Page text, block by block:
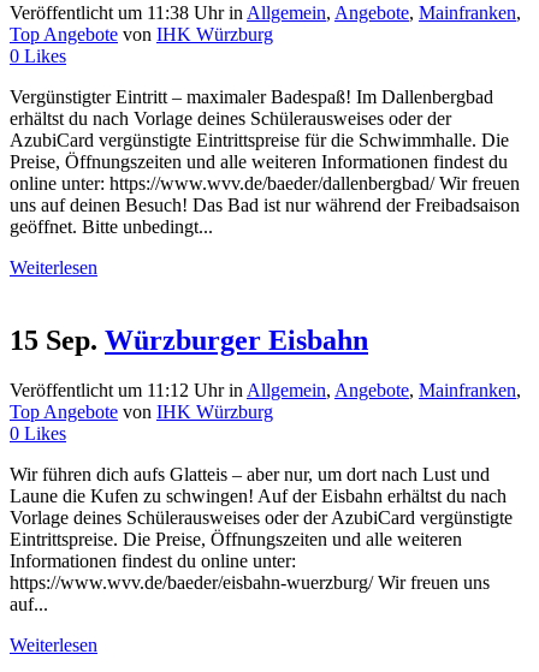
Veröffentlicht um 11:38 Uhrin Allgemein, Angebote, Mainfranken,
Top Angebote von IHK Würzburg
0 Likes
Vergünstigter Eintritt – maximaler Badespaß! Im Dallenbergbad
erhältst du nach Vorlage deines Schülerausweises oder der
AzubiCard vergünstigte Eintrittspreise für die Schwimmhalle. Die
Preise, Öffnungszeiten und alle weiteren Informationen findest du
online unter: https://www.wvv.de/baeder/dallenbergbad/ Wir freuen
uns auf deinen Besuch! Das Bad ist nur während der Freibadsaison
geöffnet. Bitte unbedingt...
Weiterlesen
15 Sep. Würzburger Eisbahn
Veröffentlicht um 11:12 UhrinAllgemein, Angebote, Mainfranken,
Top Angebote von IHK Würzburg
0 Likes
Wir führen dich aufs Glatteis – aber nur, um dort nach Lust und
Laune die Kufen zu schwingen! Auf der Eisbahn erhältst du nach
Vorlage deines Schülerausweises oder der AzubiCard vergünstigte
Eintrittspreise. Die Preise, Öffnungszeiten und alle weiteren
Informationen findest du online unter:
https://www.wvv.de/baeder/eisbahn-wuerzburg/ Wir freuen uns
auf...
Weiterlesen